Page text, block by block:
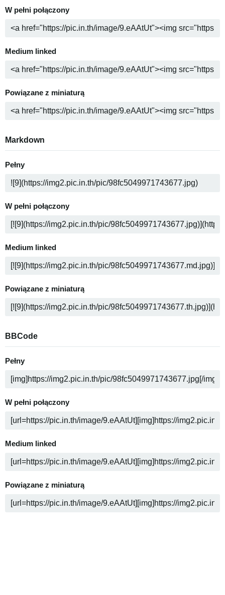
W pełni połączony
Medium linked
Powiązane z miniaturą
Markdown
Pełny
W pełni połączony
Medium linked
Powiązane z miniaturą
BBCode
Pełny
W pełni połączony
Medium linked
Powiązane z miniaturą